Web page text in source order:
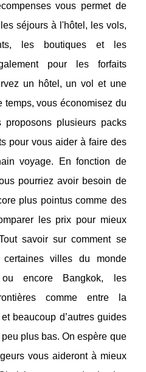
vous permet de
séjours à l'hôtel, les vols,
les boutiques et les
pour les forfaits
un hôtel, un vol et une
temps, vous économisez du
plusieurs packs
pour vous aider à faire des
voyage. En fonction de
pourriez avoir besoin de
plus pointus comme des
les prix pour mieux
savoir sur comment se
villes du monde
encore Bangkok, les
comme entre la
beaucoup d’autres guides
plus bas. On espère que
vous aideront à mieux